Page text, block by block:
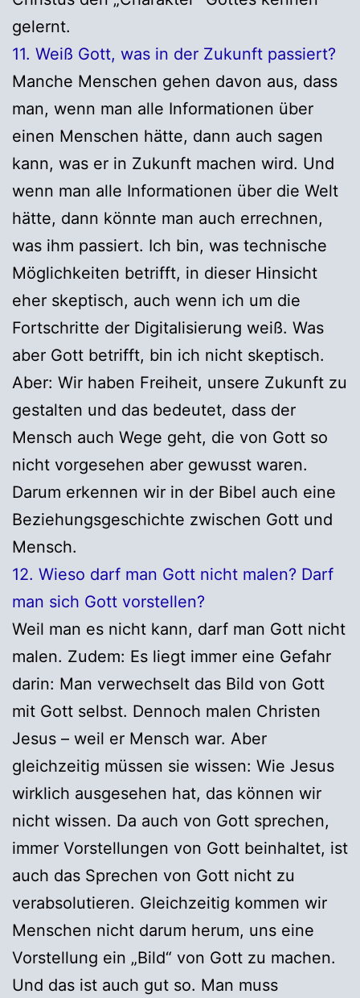
gelernt.
11. Weiß Gott, was in der Zukunft passiert?
Manche Menschen gehen davon aus, dass
man, wenn man alle Informationen über
einen Menschen hätte, dann auch sagen
kann, was er in Zukunft machen wird. Und
wenn man alle Informationen über die Welt
hätte, dann könnte man auch errechnen,
was ihm passiert. Ich bin, was technische
Möglichkeiten betrifft, in dieser Hinsicht
eher skeptisch, auch wenn ich um die
Fortschritte der Digitalisierung weiß. Was
aber Gott betrifft, bin ich nicht skeptisch.
Aber: Wir haben Freiheit, unsere Zukunft zu
gestalten und das bedeutet, dass der
Mensch auch Wege geht, die von Gott so
nicht vorgesehen aber gewusst waren.
Darum erkennen wir in der Bibel auch eine
Beziehungsgeschichte zwischen Gott und
Mensch.
12. Wieso darf man Gott nicht malen? Darf
man sich Gott vorstellen?
Weil man es nicht kann, darf man Gott nicht
malen. Zudem: Es liegt immer eine Gefahr
darin: Man verwechselt das Bild von Gott
mit Gott selbst. Dennoch malen Christen
Jesus – weil er Mensch war. Aber
gleichzeitig müssen sie wissen: Wie Jesus
wirklich ausgesehen hat, das können wir
nicht wissen. Da auch von Gott sprechen,
immer Vorstellungen von Gott beinhaltet, ist
auch das Sprechen von Gott nicht zu
verabsolutieren. Gleichzeitig kommen wir
Menschen nicht darum herum, uns eine
Vorstellung ein „Bild“ von Gott zu machen.
Und das ist auch gut so. Man muss